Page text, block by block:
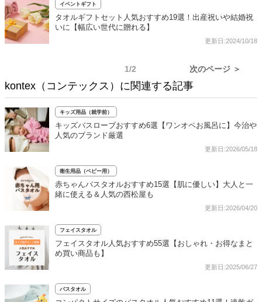
イベントギフト
タオルギフトセット人気おすすめ19選！出産祝いや結婚祝
いに【幅広い世代に贈れる】
更新日:2024/10/18
1/2 次のページ ＞
kontex（コンテックス）に関連する記事
キッズ用品（就学前）
キッズバスローブおすすめ6選【ワンオペお風呂に】今治や
人気のブランド厳選
更新日:2026/05/18
衛生用品（ベビー用）
赤ちゃんバスタオルおすすめ15選【肌に優しい】大人と一
緒に使える＆人気の西松屋も
更新日:2026/04/20
フェイスタオル
フェイスタオル人気おすすめ55選【おしゃれ・お得なまと
め買い商品も】
更新日:2025/06/27
バスタオル